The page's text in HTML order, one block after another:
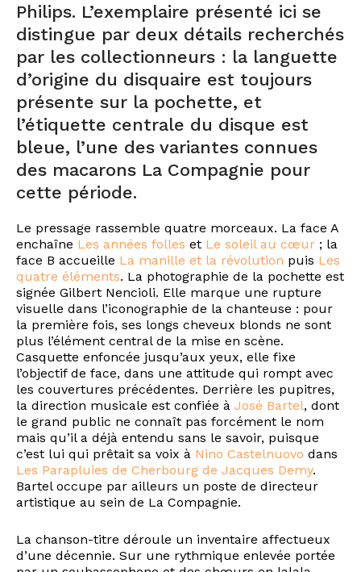
Philips. L’exemplaire présenté ici se
distingue par deux détails recherchés
par les collectionneurs : la languette
d’origine du disquaire est toujours
présente sur la pochette, et
l’étiquette centrale du disque est
bleue, l’une des variantes connues
des macarons La Compagnie pour
cette période.
Le pressage rassemble quatre morceaux. La face A
enchaîne Les années folles et Le soleil au cœur ; la
face B accueille La manille et la révolution puis Les
quatre éléments. La photographie de la pochette est
signée Gilbert Nencioli. Elle marque une rupture
visuelle dans l’iconographie de la chanteuse : pour
la première fois, ses longs cheveux blonds ne sont
plus l’élément central de la mise en scène.
Casquette enfoncée jusqu’aux yeux, elle fixe
l’objectif de face, dans une attitude qui rompt avec
les couvertures précédentes. Derrière les pupitres,
la direction musicale est confiée à José Bartel, dont
le grand public ne connaît pas forcément le nom
mais qu’il a déjà entendu sans le savoir, puisque
c’est lui qui prêtait sa voix à Nino Castelnuovo dans
Les Parapluies de Cherbourg de Jacques Demy.
Bartel occupe par ailleurs un poste de directeur
artistique au sein de La Compagnie.
La chanson-titre déroule un inventaire affectueux
d’une décennie. Sur une rythmique enlevée portée